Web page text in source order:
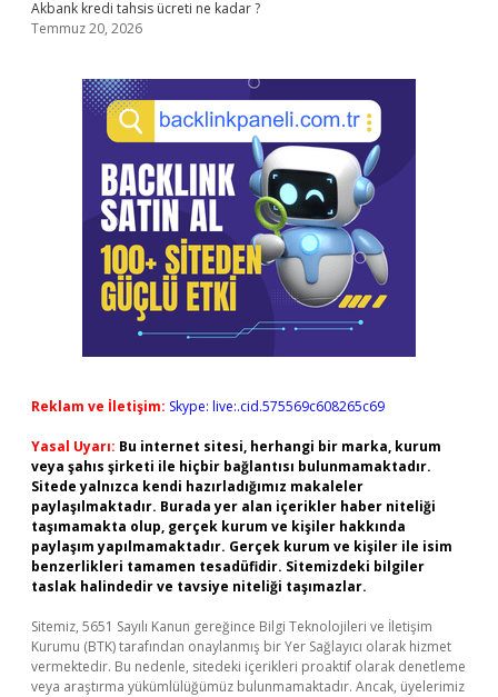
Akbank kredi tahsis ücreti ne kadar ?
Temmuz 20, 2026
Reklam ve İletişim: Skype: live:.cid.575569c608265c69
Yasal Uyarı: Bu internet sitesi, herhangi bir marka, kurum
veya şahıs şirketi ile hiçbir bağlantısı bulunmamaktadır.
Sitede yalnızca kendi hazırladığımız makaleler
paylaşılmaktadır. Burada yer alan içerikler haber niteliği
taşımamakta olup, gerçek kurum ve kişiler hakkında
paylaşım yapılmamaktadır. Gerçek kurum ve kişiler ile isim
benzerlikleri tamamen tesadüfidir. Sitemizdeki bilgiler
taslak halindedir ve tavsiye niteliği taşımazlar.
Sitemiz, 5651 Sayılı Kanun gereğince Bilgi Teknolojileri ve İletişim
Kurumu (BTK) tarafından onaylanmış bir Yer Sağlayıcı olarak hizmet
vermektedir. Bu nedenle, sitedeki içerikleri proaktif olarak denetleme
veya araştırma yükümlülüğümüz bulunmamaktadır. Ancak, üyelerimiz